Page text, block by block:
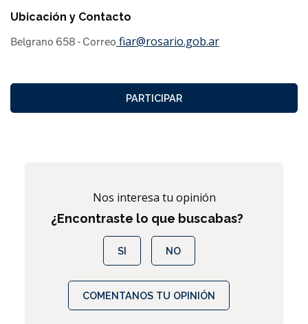
Ubicación y Contacto
Belgrano 658 - Correo fiar@rosario.gob.ar
PARTICIPAR
Nos interesa tu opinión
¿Encontraste lo que buscabas?
SI NO
COMENTANOS TU OPINIÓN